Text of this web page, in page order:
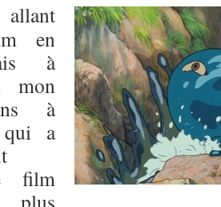
allant
en
à
mon
à
a
film